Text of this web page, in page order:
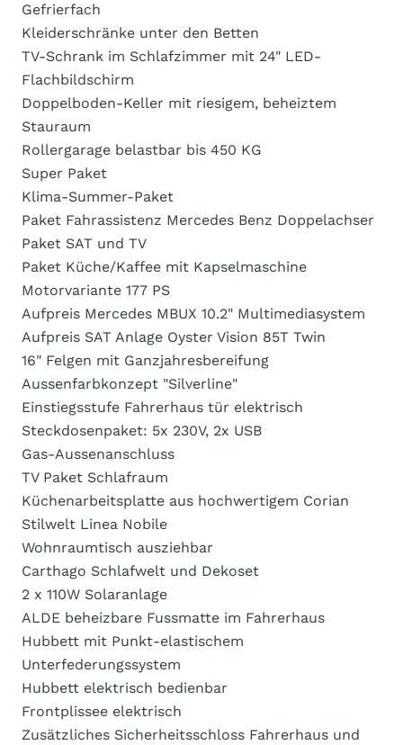
Gefrierfach
Kleiderschränke unter den Betten
TV-Schrank im Schlafzimmer mit 24" LED-
Flachbildschirm
Doppelboden-Keller mit riesigem, beheiztem
Stauraum
Rollergarage belastbar bis 450 KG
Super Paket
Klima-Summer-Paket
Paket Fahrassistenz Mercedes Benz Doppelachser
Paket SAT und TV
Paket Küche/Kaffee mit Kapselmaschine
Motorvariante 177 PS
Aufpreis Mercedes MBUX 10.2" Multimediasystem
Aufpreis SAT Anlage Oyster Vision 85T Twin
16" Felgen mit Ganzjahresbereifung
Aussenfarbkonzept "Silverline"
Einstiegsstufe Fahrerhaus tür elektrisch
Steckdosenpaket: 5x 230V, 2x USB
Gas-Aussenanschluss
TV Paket Schlafraum
Küchenarbeitsplatte aus hochwertigem Corian
Stilwelt Linea Nobile
Wohnraumtisch ausziehbar
Carthago Schlafwelt und Dekoset
2 x 110W Solaranlage
ALDE beheizbare Fussmatte im Fahrerhaus
Hubbett mit Punkt-elastischem
Unterfederungssystem
Hubbett elektrisch bedienbar
Frontplissee elektrisch
Zusätzliches Sicherheitsschloss Fahrerhaus und